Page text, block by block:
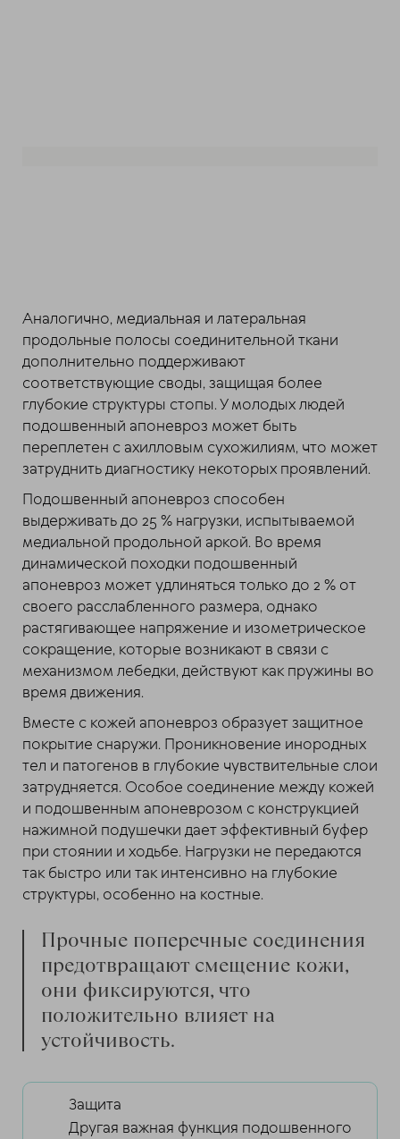
Аналогично, медиальная и латеральная
продольные полосы соединительной ткани
дополнительно поддерживают
соответствующие своды, защищая более
глубокие структуры стопы. У молодых людей
подошвенный апоневроз может быть
переплетен с ахилловым сухожилиям, что может
затруднить диагностику некоторых проявлений.
Подошвенный апоневроз способен
выдерживать до 25 % нагрузки, испытываемой
медиальной продольной аркой. Во время
динамической походки подошвенный
апоневроз может удлиняться только до 2 % от
своего расслабленного размера, однако
растягивающее напряжение и изометрическое
сокращение, которые возникают в связи с
механизмом лебедки, действуют как пружины во
время движения.
Вместе с кожей апоневроз образует защитное
покрытие снаружи. Проникновение инородных
тел и патогенов в глубокие чувствительные слои
затрудняется. Особое соединение между кожей
и подошвенным апоневрозом с конструкцией
нажимной подушечки дает эффективный буфер
при стоянии и ходьбе. Нагрузки не передаются
так быстро или так интенсивно на глубокие
структуры, особенно на костные.
Прочные поперечные соединения
предотвращают смещение кожи,
они фиксируются, что
положительно влияет на
устойчивость.
Защита
Другая важная функция подошвенного